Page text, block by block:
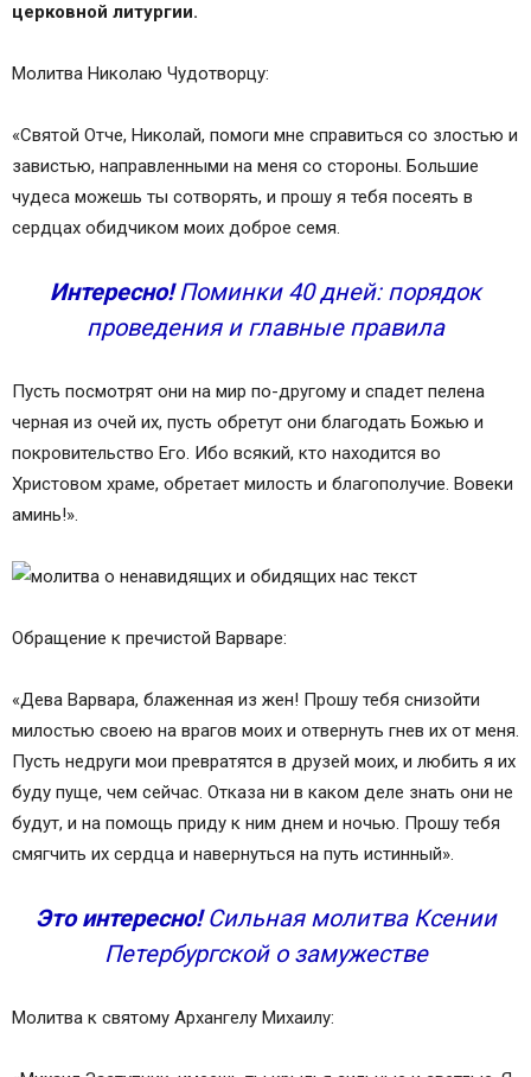
церковной литургии.
Молитва Николаю Чудотворцу:
«Святой Отче, Николай, помоги мне справиться со злостью и
завистью, направленными на меня со стороны. Большие
чудеса можешь ты сотворять, и прошу я тебя посеять в
сердцах обидчиком моих доброе семя.
Интересно!Поминки 40 дней: порядок
проведения и главные правила
Пусть посмотрят они на мир по-другому и спадет пелена
черная из очей их, пусть обретут они благодать Божью и
покровительство Его. Ибо всякий, кто находится во
Христовом храме, обретает милость и благополучие. Вовеки
аминь!».
Обращение к пречистой Варваре:
«Дева Варвара, блаженная из жен! Прошу тебя снизойти
милостью своею на врагов моих и отвернуть гнев их от меня.
Пусть недруги мои превратятся в друзей моих, и любить я их
буду пуще, чем сейчас. Отказа ни в каком деле знать они не
будут, и на помощь приду к ним днем и ночью. Прошу тебя
смягчить их сердца и навернуться на путь истинный».
Это интересно!Сильная молитва Ксении
Петербургской о замужестве
Молитва к святому Архангелу Михаилу: